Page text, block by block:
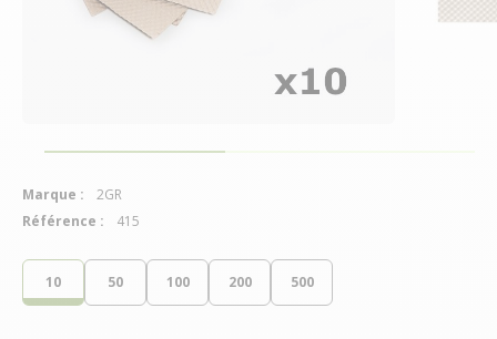
10 50 100 200 500
Marque :
2GR
Référence :
415